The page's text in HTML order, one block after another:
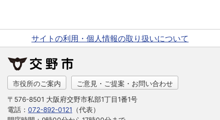
サイトの利用・個人情報の取り扱いについて
市役所のご案内 ご意見・ご提案・お問い合わせ
〒576-8501 大阪府交野市私部1丁目1番1号
電話： 072-892-0121 （代表）